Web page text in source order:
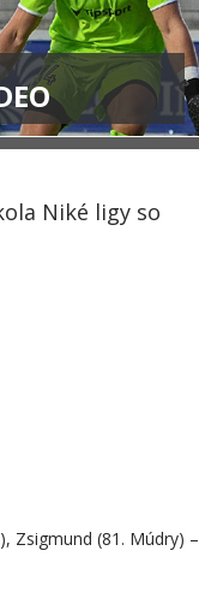
Niké ligy so
Zsigmund (81. Múdry) –